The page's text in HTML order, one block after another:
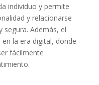
individuo y permite
y relacionarse
segura. Además, el
la era digital, donde
fácilmente